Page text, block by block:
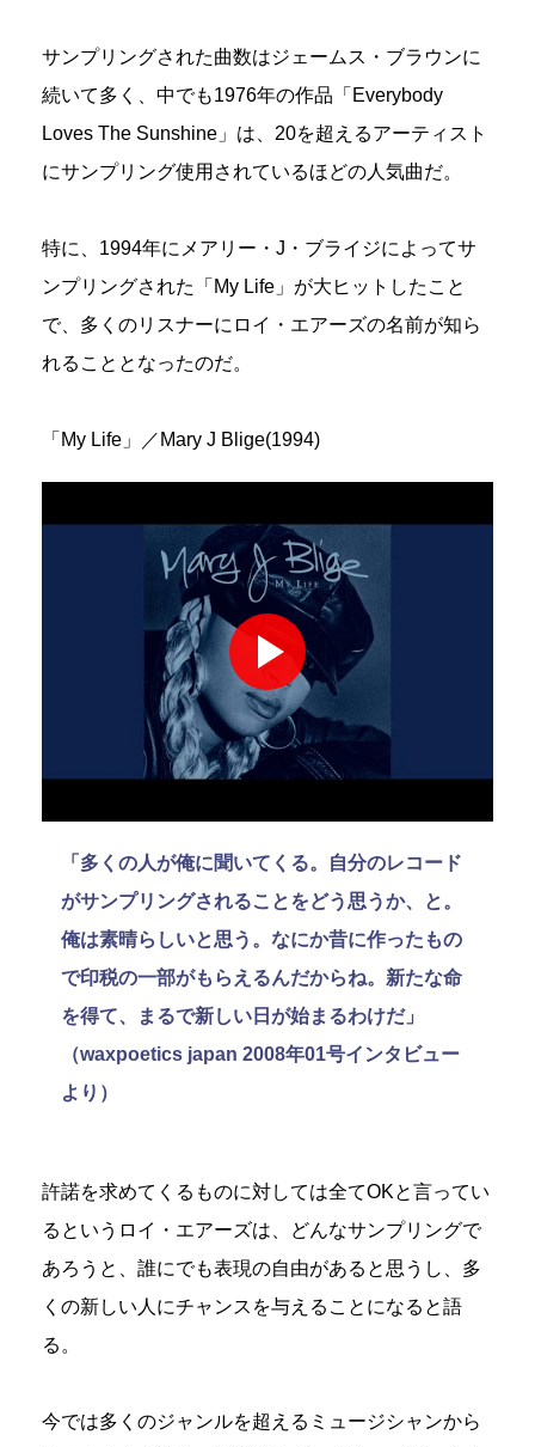
サンプリングされた曲数はジェームス・ブラウンに
続いて多く、中でも1976年の作品「Everybody
Loves The Sunshine」は、20を超えるアーティスト
にサンプリング使用されているほどの人気曲だ。
特に、1994年にメアリー・J・ブライジによってサ
ンプリングされた「My Life」が大ヒットしたこと
で、多くのリスナーにロイ・エアーズの名前が知ら
れることとなったのだ。
「My Life」／Mary J Blige(1994)
「多くの人が俺に聞いてくる。自分のレコード
がサンプリングされることをどう思うか、と。
俺は素晴らしいと思う。なにか昔に作ったもの
で印税の一部がもらえるんだからね。新たな命
を得て、まるで新しい日が始まるわけだ」
（waxpoetics japan 2008年01号インタビュー
より）
許諾を求めてくるものに対しては全てOKと言ってい
るというロイ・エアーズは、どんなサンプリングで
あろうと、誰にでも表現の自由があると思うし、多
くの新しい人にチャンスを与えることになると語
る。
今では多くのジャンルを超えるミュージシャンから